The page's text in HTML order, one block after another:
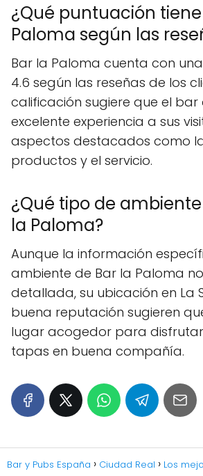
¿Qué puntuación
Paloma según las
Bar la Paloma cuenta con
4.6 según las reseñas de los
calificación sugiere que el bar
excelente experiencia a sus
aspectos destacados como
productos y el servicio.
¿Qué tipo de
la Paloma?
Aunque la información
ambiente de Bar la Paloma
detallada, su ubicación en La
buena reputación sugieren
lugar acogedor para
tapas en buena compañía.
Bar y Pubs España Ciudad Real
Los